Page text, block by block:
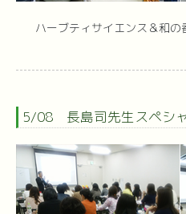
ハーブティサイエンス＆和の
5/08 長島司先生スペシ